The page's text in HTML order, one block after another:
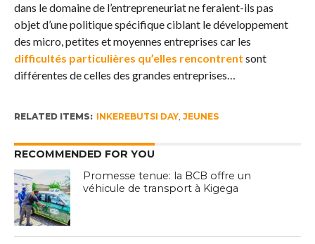
dans le domaine de l’entrepreneuriat ne feraient-ils pas
objet d’une politique spécifique ciblant le développement
des micro, petites et moyennes entreprises car les
difficultés particulières qu’elles rencontrent sont
différentes de celles des grandes entreprises…
RELATED ITEMS: INKEREBUTSI DAY, JEUNES
RECOMMENDED FOR YOU
Promesse tenue: la BCB offre un
véhicule de transport à Kigega